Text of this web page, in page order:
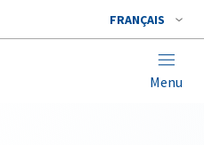
FRANÇAIS
Menu